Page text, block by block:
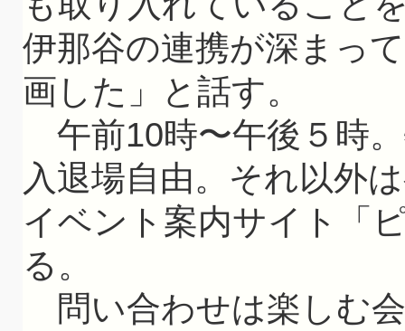
伊那谷の連携が深まっ
画した」と話す。
午前10時〜午後５時
入退場自由。それ以外
イベント案内サイト「
る。
問い合わせは楽しむ